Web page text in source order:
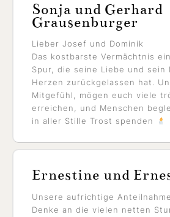
Sonja und Gerhard
Grausenburger
Lieber Josef und Dominik
Das kostbarste Vermächtnis
Spur, die seine Liebe und sein
Herzen zurückgelassen hat.
Mitgefühl, mögen euch viele
erreichen, und Menschen
in aller Stille Trost spenden
Ernestine und
Unsere aufrichtige
Denke an die vielen netten